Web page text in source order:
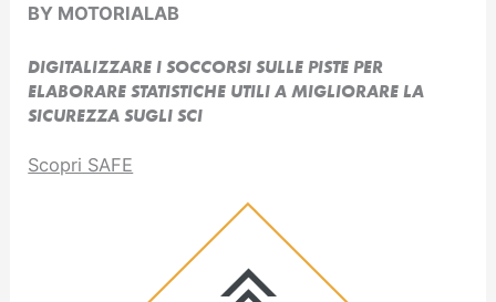
BY MOTORIALAB
DIGITALIZZARE I SOCCORSI SULLE PISTE PER
ELABORARE STATISTICHE UTILI A MIGLIORARE LA
SICUREZZA SUGLI SCI
Scopri SAFE